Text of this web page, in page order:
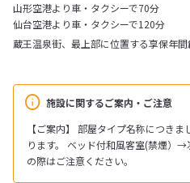
山形空港より車・タクシーで70分
仙台空港より車・タクシーで120分
施設に関するご案内・ご注意
【ご案内】 部屋タイプ名称につき
ります。 ベッド付和風客室(禁煙）
の際はご注意ください。
蔵王温泉街、最上部に位置する享保年間